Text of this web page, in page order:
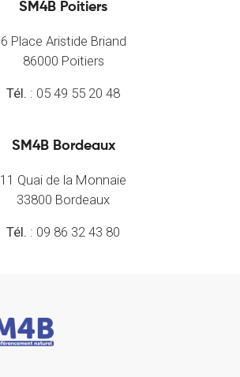
SM4B Poitiers
6 Place Aristide Briand
86000 Poitiers
Tél. : 05 49 55 20 48
SM4B Bordeaux
11 Quai de la Monnaie
33800 Bordeaux
Tél. : 09 86 32 43 80